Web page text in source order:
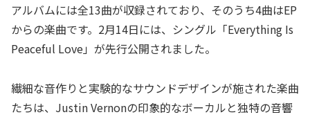
アルバムには全13曲が収録されており、そのうち4曲はEP
からの楽曲です。2月14日には、シングル「Everything Is
Peaceful Love」が先行公開されました。
繊細な音作りと実験的なサウンドデザインが施された楽曲
たちは、Justin Vernonの印象的なボーカルと独特の音響